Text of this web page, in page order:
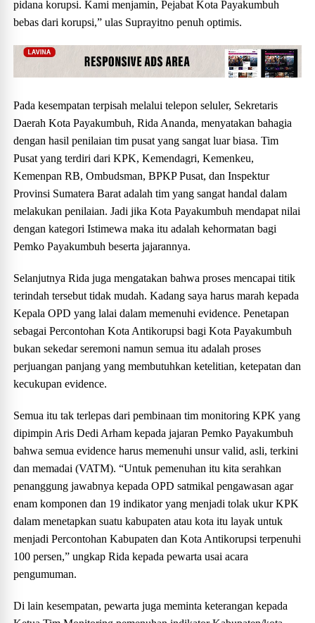
pidana korupsi. Kami menjamin, Pejabat Kota Payakumbuh
bebas dari korupsi,” ulas Suprayitno penuh optimis.
Pada kesempatan terpisah melalui telepon seluler, Sekretaris
Daerah Kota Payakumbuh, Rida Ananda, menyatakan bahagia
dengan hasil penilaian tim pusat yang sangat luar biasa. Tim
Pusat yang terdiri dari KPK, Kemendagri, Kemenkeu,
Kemenpan RB, Ombudsman, BPKP Pusat, dan Inspektur
Provinsi Sumatera Barat adalah tim yang sangat handal dalam
melakukan penilaian. Jadi jika Kota Payakumbuh mendapat nilai
dengan kategori Istimewa maka itu adalah kehormatan bagi
Pemko Payakumbuh beserta jajarannya.
Selanjutnya Rida juga mengatakan bahwa proses mencapai titik
terindah tersebut tidak mudah. Kadang saya harus marah kepada
Kepala OPD yang lalai dalam memenuhi evidence. Penetapan
sebagai Percontohan Kota Antikorupsi bagi Kota Payakumbuh
bukan sekedar seremoni namun semua itu adalah proses
perjuangan panjang yang membutuhkan ketelitian, ketepatan dan
kecukupan evidence.
Semua itu tak terlepas dari pembinaan tim monitoring KPK yang
dipimpin Aris Dedi Arham kepada jajaran Pemko Payakumbuh
bahwa semua evidence harus memenuhi unsur valid, asli, terkini
dan memadai (VATM). “Untuk pemenuhan itu kita serahkan
penanggung jawabnya kepada OPD satmikal pengawasan agar
enam komponen dan 19 indikator yang menjadi tolak ukur KPK
dalam menetapkan suatu kabupaten atau kota itu layak untuk
menjadi Percontohan Kabupaten dan Kota Antikorupsi terpenuhi
100 persen,” ungkap Rida kepada pewarta usai acara
pengumuman.
Di lain kesempatan, pewarta juga meminta keterangan kepada